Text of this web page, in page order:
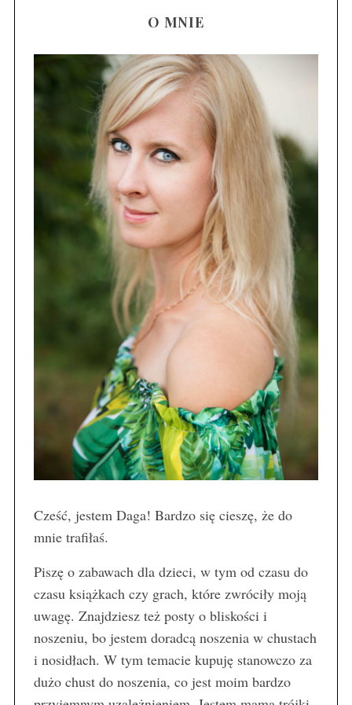
O MNIE
Cześć, jestem Daga! Bardzo się cieszę, że do
mnie trafiłaś.
Piszę o zabawach dla dzieci, w tym od czasu do
czasu książkach czy grach, które zwróciły moją
uwagę. Znajdziesz też posty o bliskości i
noszeniu, bo jestem doradcą noszenia w chustach
i nosidłach. W tym temacie kupuję stanowczo za
dużo chust do noszenia, co jest moim bardzo